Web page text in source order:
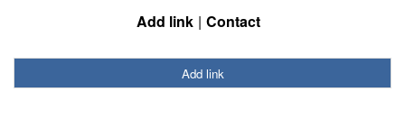
Add link Contact
Add link